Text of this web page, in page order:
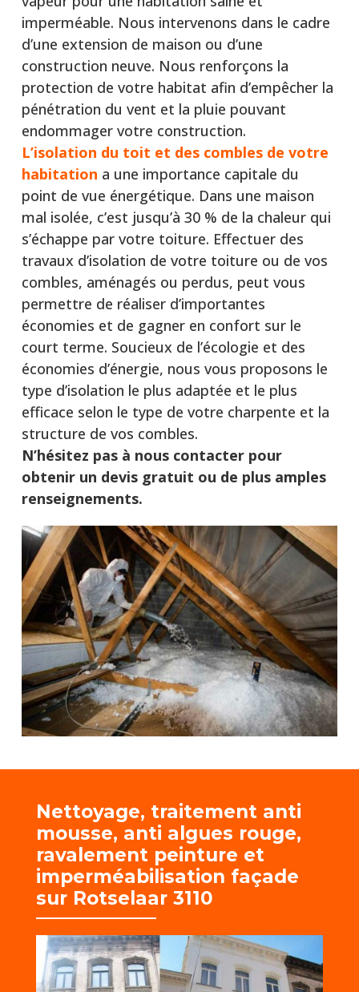
imperméable. Nous intervenons dans le cadre
d’une extension de maison ou d’une
construction neuve. Nous renforçons la
protection de votre habitat afin d’empêcher la
pénétration du vent et la pluie pouvant
endommager votre construction.
L’isolation du toit et des combles de votre
habitation a une importance capitale du
point de vue énergétique. Dans une maison
mal isolée, c’est jusqu’à 30 % de la chaleur qui
s’échappe par votre toiture. Effectuer des
travaux d’isolation de votre toiture ou de vos
combles, aménagés ou perdus, peut vous
permettre de réaliser d’importantes
économies et de gagner en confort sur le
court terme. Soucieux de l’écologie et des
économies d’énergie, nous vous proposons le
type d’isolation le plus adaptée et le plus
efficace selon le type de votre charpente et la
structure de vos combles.
N’hésitez pas à nous contacter pour
obtenir un devis gratuit ou de plus amples
renseignements.
Nettoyage, traitement anti
mousse, anti algues rouge,
ravalement peinture et
imperméabilisation façade
sur Rotselaar 3110